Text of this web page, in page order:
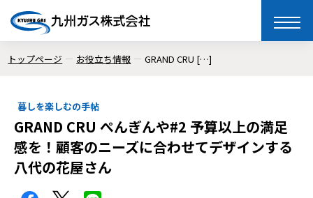
toggle
トップページ お役立ち情報 GRAND CRU […]
暮しを楽しむの手帖
GRAND CRU ぺんぎんや#2 予算以上の満足
感を！顧客のニーズに合わせてデザインする
八代の花屋さん